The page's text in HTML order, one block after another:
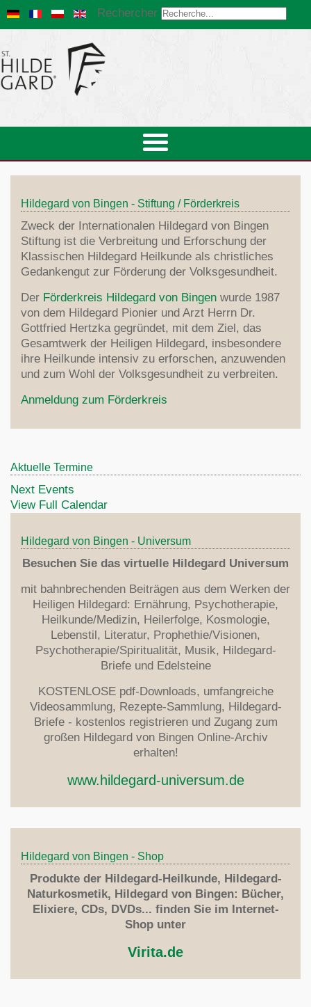
Rechercher
Hildegard von Bingen - Stiftung / Förderkreis
Zweck der Internationalen Hildegard von Bingen
Stiftung ist die Verbreitung und Erforschung der
Klassischen Hildegard Heilkunde als christliches
Gedankengut zur Förderung der Volksgesundheit.
Der Förderkreis Hildegard von Bingen wurde 1987
von dem Hildegard Pionier und Arzt Herrn Dr.
Gottfried Hertzka gegründet, mit dem Ziel, das
Gesamtwerk der Heiligen Hildegard, insbesondere
ihre Heilkunde intensiv zu erforschen, anzuwenden
und zum Wohl der Volksgesundheit zu verbreiten.
Anmeldung zum Förderkreis
Aktuelle Termine
Next Events
View Full Calendar
Hildegard von Bingen - Universum
Besuchen Sie das virtuelle Hildegard Universum
mit bahnbrechenden Beiträgen aus dem Werken der
Heiligen Hildegard: Ernährung, Psychotherapie,
Heilkunde/Medizin, Heilerfolge, Kosmologie,
Lebenstil, Literatur, Prophethie/Visionen,
Psychotherapie/Spiritualität, Musik, Hildegard-
Briefe und Edelsteine
KOSTENLOSE pdf-Downloads, umfangreiche
Videosammlung, Rezepte-Sammlung, Hildegard-
Briefe - kostenlos registrieren und Zugang zum
großen Hildegard von Bingen Online-Archiv
erhalten!
www.hildegard-universum.de
Hildegard von Bingen - Shop
Produkte der Hildegard-Heilkunde, Hildegard-
Naturkosmetik, Hildegard von Bingen: Bücher,
Elixiere, CDs, DVDs... finden Sie im Internet-
Shop unter
Virita.de